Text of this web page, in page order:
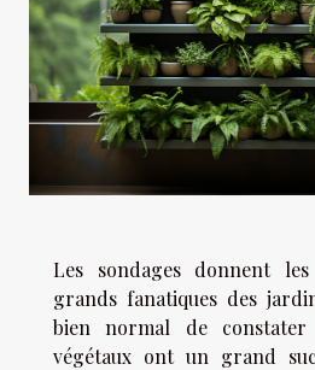
Les sondages donnent
grands fanatiques des
bien normal de
végétaux ont un grand